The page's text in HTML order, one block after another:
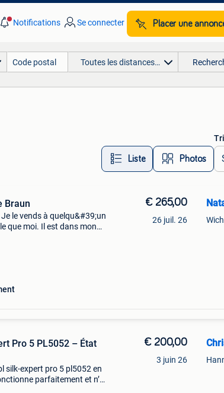
Notifications Se connecter Placer une
Toutes les distances…
Liste Photos
Braun
le vends à quelqu&#39;un
que moi. Il est dans mon
€ 265,00
26 juil. 26
Pro 5 PL5052 – État
silk-expert pro 5 pl5052 en
parfaitement et n’a
€ 200,00
3 juin 26